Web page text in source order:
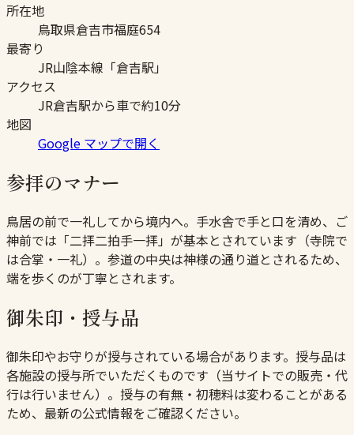
所在地
鳥取県倉吉市福庭654
最寄り
JR山陰本線「倉吉駅」
アクセス
JR倉吉駅から車で約10分
地図
Google マップで開く
参拝のマナー
鳥居の前で一礼してから境内へ。手水舎で手と口を清め、ご
神前では「二拝二拍手一拝」が基本とされています（寺院で
は合掌・一礼）。参道の中央は神様の通り道とされるため、
端を歩くのが丁寧とされます。
御朱印・授与品
御朱印やお守りが授与されている場合があります。授与品は
各施設の授与所でいただくものです（当サイトでの販売・代
行は行いません）。授与の有無・初穂料は変わることがある
ため、最新の公式情報をご確認ください。